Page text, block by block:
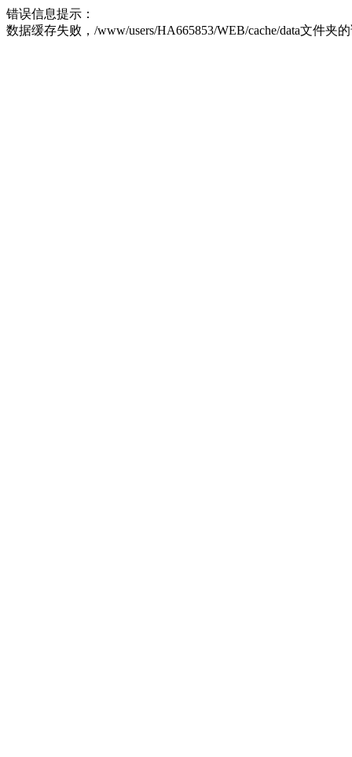
错误信息提示：
数据缓存失败，/www/users/HA665853/WEB/cache/data文件夹